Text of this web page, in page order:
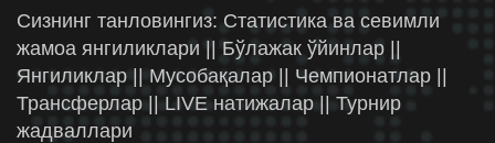
Сизнинг танловингиз: Статистика ва севимли
жамоа янгиликлари || Бўлажак ўйинлар ||
Янгиликлар || Мусобақалар || Чемпионатлар ||
Трансферлар || LIVE натижалар || Турнир
жадваллари